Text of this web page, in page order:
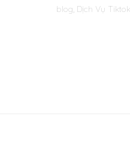
blog, Dịch Vụ Tiktok